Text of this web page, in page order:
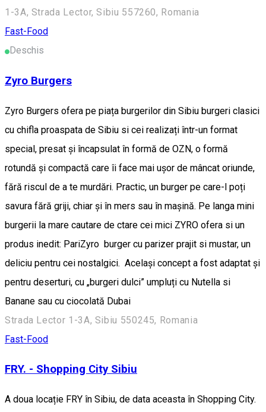
1-3A, Strada Lector, Sibiu 557260, Romania
Fast-Food
Deschis
Zyro Burgers
Zyro Burgers ofera pe piața burgerilor din Sibiu burgeri clasici
cu chifla proaspata de Sibiu si cei realizați într-un format
special, presat și încapsulat în formă de OZN, o formă
rotundă și compactă care îi face mai ușor de mâncat oriunde,
fără riscul de a te murdări. Practic, un burger pe care-l poți
savura fără griji, chiar și în mers sau în mașină. Pe langa mini
burgerii la mare cautare de ctare cei mici ZYRO ofera si un
produs inedit: PariZyro burger cu parizer prajit si mustar, un
deliciu pentru cei nostalgici. Același concept a fost adaptat și
pentru deserturi, cu „burgeri dulci” umpluți cu Nutella si
Banane sau cu ciocolată Dubai
Strada Lector 1-3A, Sibiu 550245, Romania
Fast-Food
FRY. - Shopping City Sibiu
A doua locație FRY în Sibiu, de data aceasta în Shopping City.